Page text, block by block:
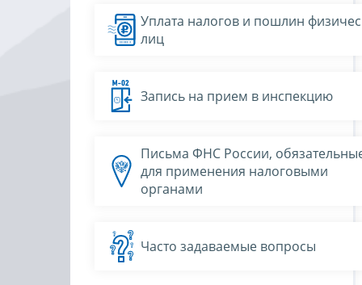
Уплата налогов и пошлин
лиц
Запись на прием в инспекцию
Письма ФНС России,
для применения налоговыми
органами
Часто задаваемые вопросы